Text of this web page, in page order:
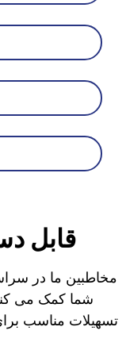
قابل
مخاطبین ما در
شما کمک می
تسهیلات مناسب